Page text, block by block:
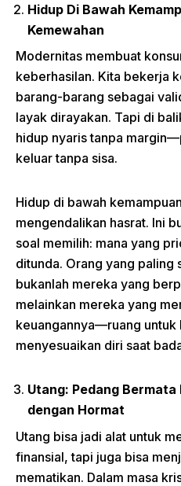
Hidup Di Bawah
Kemewahan
Modernitas membuat
keberhasilan. Kita bekerja
barang-barang sebagai
layak dirayakan. Tapi di
hidup nyaris tanpa
keluar tanpa sisa.
Hidup di bawah
mengendalikan hasrat. Ini
soal memilih: mana yang
ditunda. Orang yang paling
bukanlah mereka yang
melainkan mereka yang
keuangannya—ruang untuk
menyesuaikan diri saat
Utang: Pedang
dengan Hormat
Utang bisa jadi alat untuk
finansial, tapi juga bisa
mematikan. Dalam masa